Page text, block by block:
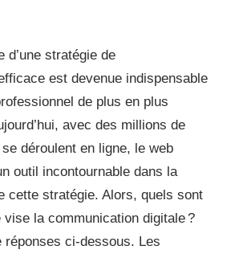
d’une stratégie de
est devenue indispensable
de plus en plus
avec des millions de
déroulent en ligne, le web
outil incontournable dans la
cette stratégie. Alors, quels sont
la communication digitale ?
réponses ci-dessous. Les